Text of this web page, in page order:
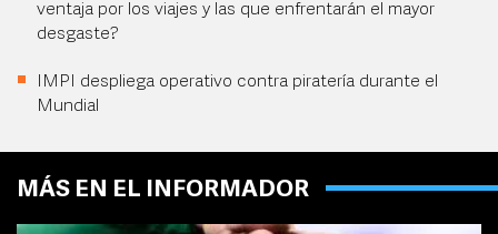
ventaja por los viajes y las que enfrentarán el mayor
desgaste?
IMPI despliega operativo contra piratería durante el
Mundial
MÁS EN EL INFORMADOR